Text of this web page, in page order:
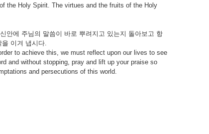
the Holy Spirit. The virtues and the fruits of the Holy
에 주님의 말씀이 바로 뿌려지고 있는지 돌아보고 항
이겨 냅시다.
to achieve this, we must reflect upon our lives to see
and without stopping, pray and lift up your praise so
and persecutions of this world.